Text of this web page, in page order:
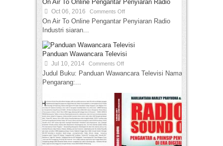
On Air To Online Pengantar Penyiaran Radio
Oct 06, 2016 Comments Off
On Air To Online Pengantar Penyiaran Radio
Industri siaran...
Panduan Wawancara Televisi
Jul 10, 2014 Comments Off
Judul Buku: Panduan Wawancara Televisi Nama
Pengarang:...